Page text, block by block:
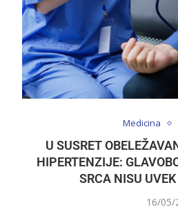
Medicina
U SUSRET
HIPERTENZIJE:
SRCA NISU
16/05/